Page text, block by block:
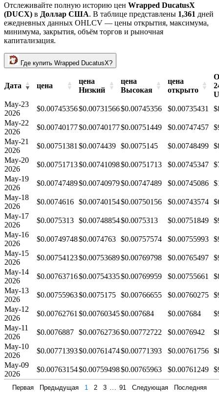
Отслеживайте полную историю цен Wrapped DucatusX
(DUCX) в Доллар США. В таблице представлены 1,361 дней
ежедневных данных OHLCV — цены открытия, максимума,
минимума, закрытия, объём торгов и рыночная
капитализация.
Где купить Wrapped DucatusX?
Дата цена
цена
Низкий
цена
Высокая
цена
открыто
May-23
2026
$0.00745356$0.00731566$0.00745356 $0.00735431
May-22
2026
$0.00740177$0.00740177$0.00751449 $0.00747457
May-21
2026
$0.00751381 $0.0074439 $0.0075145 $0.00748499
May-20
2026
$0.00751713$0.00741098$0.00751713 $0.00745347
May-19
2026
$0.00747489$0.00740979$0.00747489 $0.00745086
May-18
2026
$0.0074616 $0.00740154$0.00750156 $0.00743574
May-17
2026
$0.0075313 $0.00748854$0.0075313 $0.00751849
May-16
2026
$0.00749748$0.0074763 $0.00757574 $0.00755993
May-15
2026
$0.00754123$0.00753689$0.00769798 $0.00765497
May-14
2026
$0.00763716$0.00754335$0.00769959 $0.00755661
May-13
2026
$0.00755963$0.0075175 $0.00766655 $0.00760275
May-12
2026
$0.00762761 $0.00760345$0.007684 $0.007684
May-11
2026
$0.0076887 $0.00762736$0.00772722 $0.0076942
May-10
2026
$0.00771393$0.00761474$0.00771393 $0.00761756
May-09
2026
$0.00763154$0.00759498$0.00765963 $0.00761249
Первая Предыдущая 1 2 3 91 Следующая Последняя